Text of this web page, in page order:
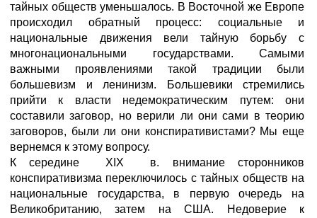
тайных обществ уменьшалось. В Восточной же Европе
происходил обратный процесс: социальные и
национальные движения вели тайную борьбу с
многонациональными государствами. Самыми
важными проявлениями такой традиции были
большевизм и ленинизм. Большевики стремились
прийти к власти недемократическим путем: они
составили заговор, но верили ли они сами в теорию
заговоров, были ли они конспиративистами? Мы еще
вернемся к этому вопросу.
К середине XIX в. внимание сторонников
конспиративизма переключилось с тайных обществ на
национальные государства, в первую очередь на
Великобританию, затем на США. Недоверие к